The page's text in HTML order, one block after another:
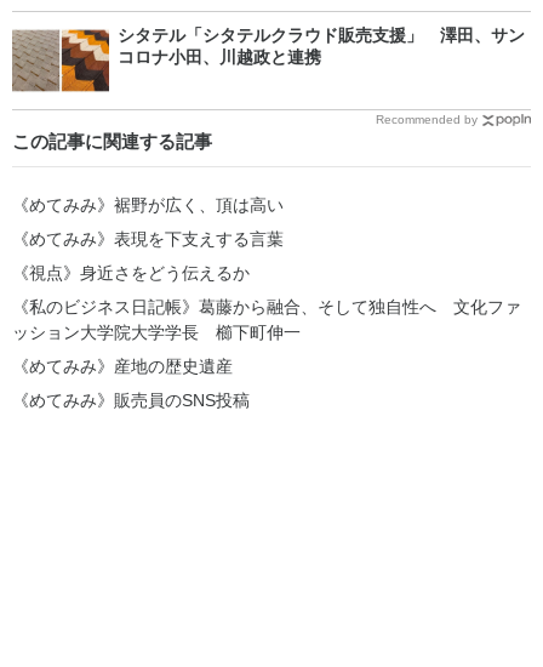
シタテル「シタテルクラウド販売支援」 澤田、サン
コロナ小田、川越政と連携
Recommended by
この記事に関連する記事
《めてみみ》裾野が広く、頂は高い
《めてみみ》表現を下支えする言葉
《視点》身近さをどう伝えるか
《私のビジネス日記帳》葛藤から融合、そして独自性へ 文化ファ
ッション大学院大学学長 櫛下町伸一
《めてみみ》産地の歴史遺産
《めてみみ》販売員のSNS投稿